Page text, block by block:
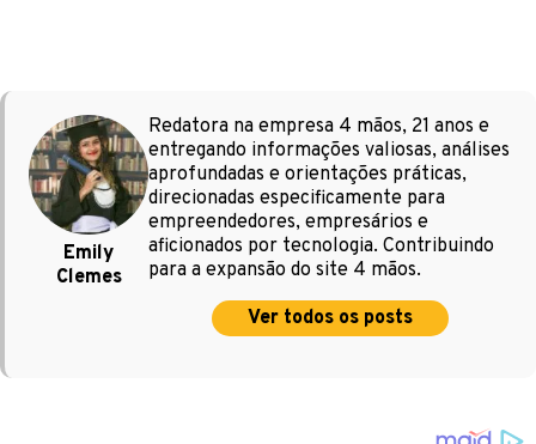
Emily
Clemes
Redatora na empresa 4 mãos, 21 anos e
entregando informações valiosas, análises
aprofundadas e orientações práticas,
direcionadas especificamente para
empreendedores, empresários e
aficionados por tecnologia. Contribuindo
para a expansão do site 4 mãos.
Ver todos os posts